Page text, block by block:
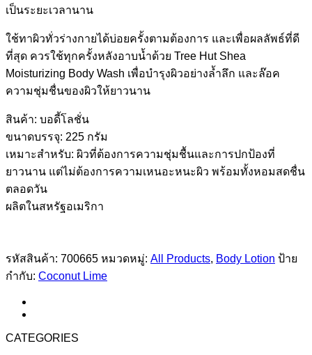
เป็นระยะเวลานาน
ใช้ทาผิวทั่วร่างกายได้บ่อยครั้งตามต้องการ และเพื่อผลลัพธ์ที่ดี
ที่สุด ควรใช้ทุกครั้งหลังอาบน้ำด้วย Tree Hut Shea
Moisturizing Body Wash เพื่อบำรุงผิวอย่างล้ำลึก และล๊อค
ความชุ่มชื่นของผิวให้ยาวนาน
สินค้า: บอดี้โลชั่น
ขนาดบรรจุ: 225 กรัม
เหมาะสำหรับ: ผิวที่ต้องการความชุ่มชื้นและการปกป้องที่
ยาวนาน แต่ไม่ต้องการความเหนอะหนะผิว พร้อมทั้งหอมสดชื่น
ตลอดวัน
ผลิตในสหรัฐอเมริกา
รหัสสินค้า: 700665 หมวดหมู่: All Products, Body Lotion ป้าย
กำกับ: Coconut Lime
CATEGORIES